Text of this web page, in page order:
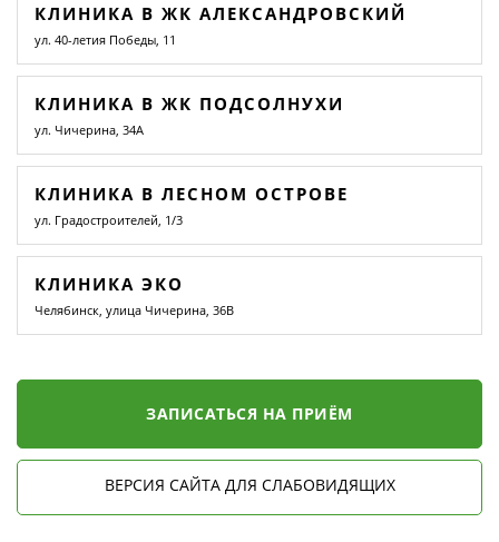
КЛИНИКА В ЖК АЛЕКСАНДРОВСКИЙ
ул. 40-летия Победы, 11
КЛИНИКА В ЖК ПОДСОЛНУХИ
ул. Чичерина, 34А
КЛИНИКА В ЛЕСНОМ ОСТРОВЕ
ул. Градостроителей, 1/3
КЛИНИКА ЭКО
Челябинск, улица Чичерина, 36В
ЗАПИСАТЬСЯ НА ПРИЁМ
ВЕРСИЯ САЙТА ДЛЯ СЛАБОВИДЯЩИХ